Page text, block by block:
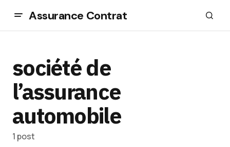
Assurance Contrat
société de
l’assurance
automobile
1 post